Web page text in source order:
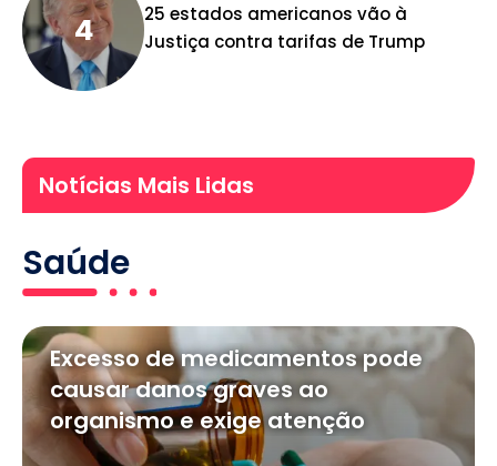
25 estados americanos vão à
Justiça contra tarifas de Trump
Notícias Mais Lidas
Saúde
Excesso de medicamentos pode
causar danos graves ao
organismo e exige atenção